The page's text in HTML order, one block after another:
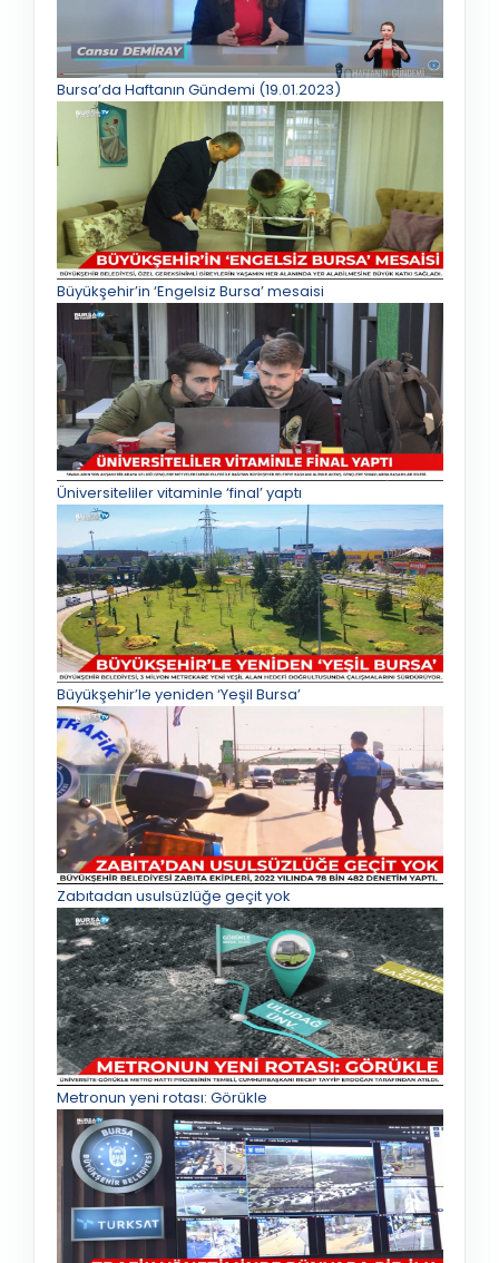
Bursa’da Haftanın Gündemi (19.01.2023)
Büyükşehir’in ‘Engelsiz Bursa’ mesaisi
Üniversiteliler vitaminle ‘final’ yaptı
Büyükşehir’le yeniden ‘Yeşil Bursa’
Zabıtadan usulsüzlüğe geçit yok
Metronun yeni rotası: Görükle